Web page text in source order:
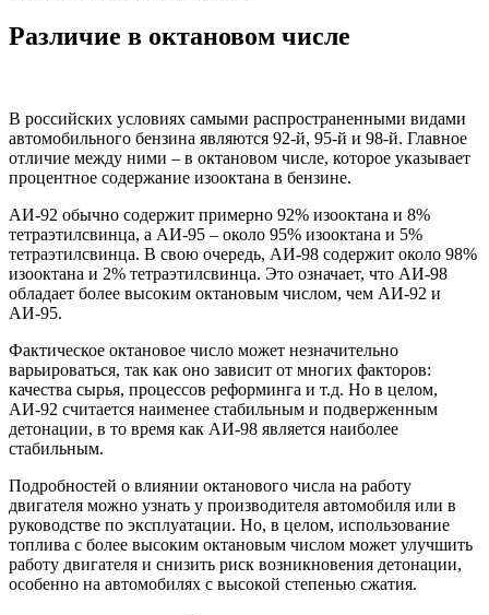
Различие в октановом числе
В российских условиях самыми распространенными видами
автомобильного бензина являются 92-й, 95-й и 98-й. Главное
отличие между ними – в октановом числе, которое указывает
процентное содержание изооктана в бензине.
АИ-92 обычно содержит примерно 92% изооктана и 8%
тетраэтилсвинца, а АИ-95 – около 95% изооктана и 5%
тетраэтилсвинца. В свою очередь, АИ-98 содержит около 98%
изооктана и 2% тетраэтилсвинца. Это означает, что АИ-98
обладает более высоким октановым числом, чем АИ-92 и
АИ-95.
Фактическое октановое число может незначительно
варьироваться, так как оно зависит от многих факторов:
качества сырья, процессов реформинга и т.д. Но в целом,
АИ-92 считается наименее стабильным и подверженным
детонации, в то время как АИ-98 является наиболее
стабильным.
Подробностей о влиянии октанового числа на работу
двигателя можно узнать у производителя автомобиля или в
руководстве по эксплуатации. Но, в целом, использование
топлива с более высоким октановым числом может улучшить
работу двигателя и снизить риск возникновения детонации,
особенно на автомобилях с высокой степенью сжатия.